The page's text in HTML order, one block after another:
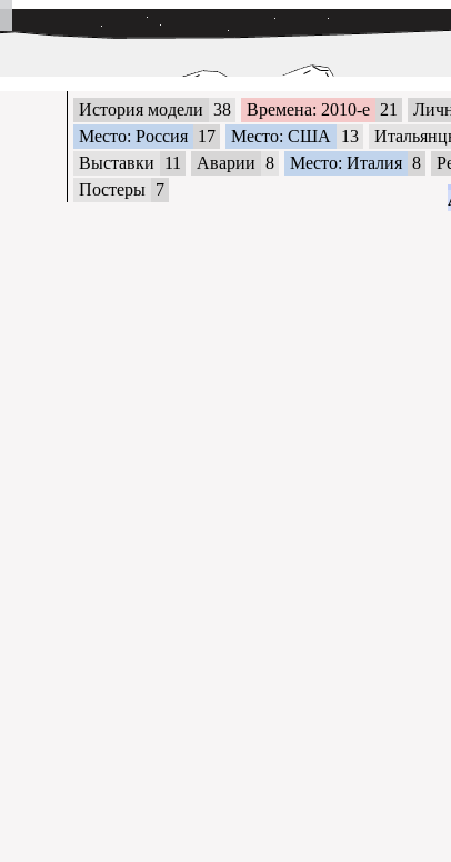
История модели 38 Времена: 2010-е 21
Место: Россия
17 Место: США 13
Выставки
11 Аварии 8 Место: Италия 8
Постеры
7